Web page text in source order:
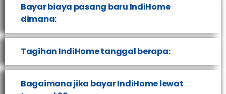
Bayar biaya pasang baru IndiHome
dimana:
Tagihan IndiHome tanggal berapa:
Bagaimana jika bayar IndiHome lewat